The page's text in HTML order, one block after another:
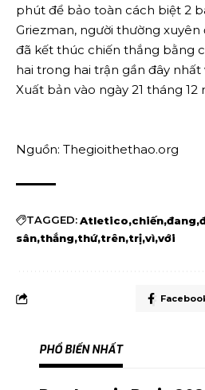
phút để bảo toàn cách biệt 2
Griezman, người thường xuyên
đã kết thúc chiến thắng bằng
hai trong hai trận gần đây nhất
Xuất bản vào ngày 21 tháng 12
Nguồn: Thegioithethao.org
TAGGED:Atletico chiến đang
sân thắng thứ trên trị vì với
PHỔ BIẾN NHẤT